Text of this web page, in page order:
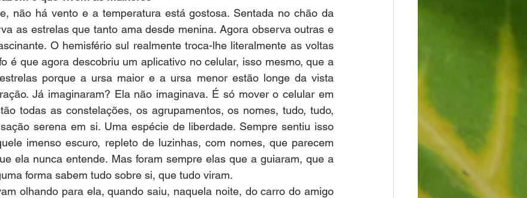
não há vento e a temperatura está gostosa. Sentada no chão da
as estrelas que tanto ama desde menina. Agora observa outras e
O hemisfério sul realmente troca-lhe literalmente as voltas
é que agora descobriu um aplicativo no celular, isso mesmo, que a
porque a ursa maior e a ursa menor estão longe da vista
Já imaginaram? Ela não imaginava. É só mover o celular em
todas as constelações, os agrupamentos, os nomes, tudo, tudo,
serena em si. Uma espécie de liberdade. Sempre sentiu isso
imenso escuro, repleto de luzinhas, com nomes, que parecem
ela nunca entende. Mas foram sempre elas que a guiaram, que a
forma sabem tudo sobre si, que tudo viram.
olhando para ela, quando saiu, naquela noite, do carro do amigo